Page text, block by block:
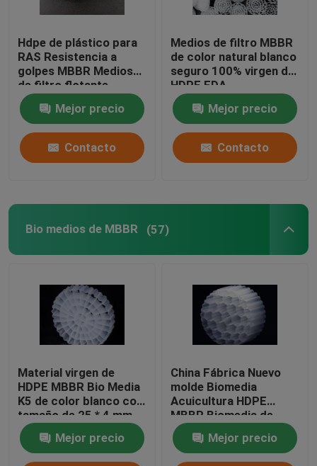
bio medios de filtro
Portador de MBBR
tratamiento de aguas del mbbr
Hdpe de plástico para
RAS Resistencia a
golpes MBBR Medios
de filtro flotante
Mejor precio
Contacto
Medios de filtro MBBR
de color natural blanco
seguro 100% virgen de
HDPE FDA
Mejor precio
Contacto
Bio medios de MBBR (57)
Material virgen de
HDPE MBBR Bio Media
K5 de color blanco con
tamaño de 25 * 4 mm
para equipos IFAS
Mejor precio
China Fábrica Nuevo
molde Biomedia
Acuicultura HDPE
MBBR Biomedia de
filtro Biomasa
portadora Medios
flotantes
Mejor precio